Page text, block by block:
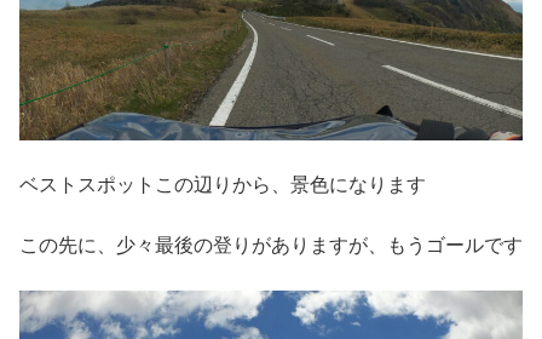
ベストスポットこの辺りから、景色になります
この先に、少々最後の登りがありますが、もうゴールです